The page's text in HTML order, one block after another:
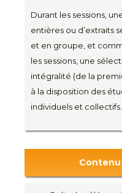
Durant les sessions,
entières ou d’extraits
et en groupe, et
les sessions, une
intégralité (de la
à la disposition des
individuels et collectifs.